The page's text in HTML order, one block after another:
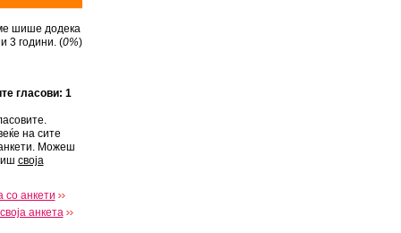
шише додека
3 години. (0%)
гласови: 1
на сите
Можеш
своја
со анкети
анкета